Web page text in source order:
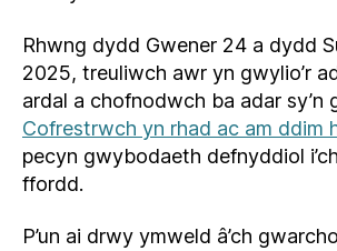
Rhwng dydd Gwener 24 a dydd
2025, treuliwch awr yn gwylio’r
ardal a chofnodwch ba adar sy’n
Cofrestrwch yn rhad ac am ddim
pecyn gwybodaeth defnyddiol
ffordd.
P’un ai drwy ymweld â’ch